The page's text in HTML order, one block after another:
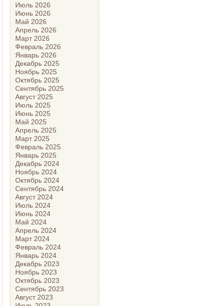
Июль 2026
Июнь 2026
Май 2026
Апрель 2026
Март 2026
Февраль 2026
Январь 2026
Декабрь 2025
Ноябрь 2025
Октябрь 2025
Сентябрь 2025
Август 2025
Июль 2025
Июнь 2025
Май 2025
Апрель 2025
Март 2025
Февраль 2025
Январь 2025
Декабрь 2024
Ноябрь 2024
Октябрь 2024
Сентябрь 2024
Август 2024
Июль 2024
Июнь 2024
Май 2024
Апрель 2024
Март 2024
Февраль 2024
Январь 2024
Декабрь 2023
Ноябрь 2023
Октябрь 2023
Сентябрь 2023
Август 2023